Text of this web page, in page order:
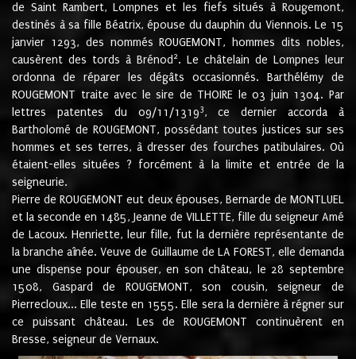
de Saint Rambert, Lompnes et les fiefs situés à Rougemont,
destinés à sa fille Béatrix, épouse du dauphin du Viennois. Le 15
janvier 1293, des nommés ROUGEMONT, hommes dits nobles,
causèrent des tords à Brénod 2. Le châtelain de Lompnes leur
ordonna de réparer les dégâts occasionnés. Barthélémy de
ROUGEMONT traite avec le sire de THOIRE le 03 juin 1304. Par
lettres patentes du 09/11/13193, ce dernier accorda à
Bartholomé de ROUGEMONT, possédant toutes justices sur ses
hommes et ses terres, à dresser des fourches patibulaires. Où
étaient-elles situées ? forcément à la limite et entrée de la
seigneurie.
Pierre de ROUGEMONT eut deux épouses, Bernarde de MONTLUEL
et la seconde en 1485, Jeanne de VILLETTE, fille du seigneur Amé
de Lacoux. Henriette, leur fille, fut la dernière représentante de
la branche aînée. Veuve de Guillaume de LA FOREST, elle demanda
une dispense pour épouser, en son château, le 28 septembre
1508, Gaspard de ROUGEMONT, son cousin, seigneur de
Pierrecloux... Elle teste en 1555. Elle sera la dernière à régner sur
ce puissant château. Les de ROUGEMONT continuèrent en
Bresse, seigneur de Vernaux.